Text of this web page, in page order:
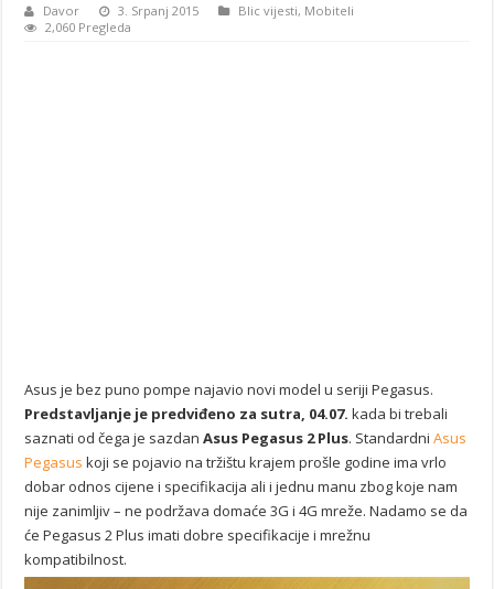
Davor 3. Srpanj 2015 Blic vijesti, Mobiteli
2,060 Pregleda
Asus je bez puno pompe najavio novi model u seriji Pegasus.
Predstavljanje je predviđeno za sutra, 04.07. kada bi trebali
saznati od čega je sazdanAsus Pegasus 2 Plus. StandardniAsus
Pegasus koji se pojavio na tržištu krajem prošle godine ima vrlo
dobar odnos cijene i specifikacija ali i jednu manu zbog koje nam
nije zanimljiv – ne podržava domaće 3G i 4G mreže. Nadamo se da
će Pegasus 2 Plus imati dobre specifikacije i mrežnu
kompatibilnost.